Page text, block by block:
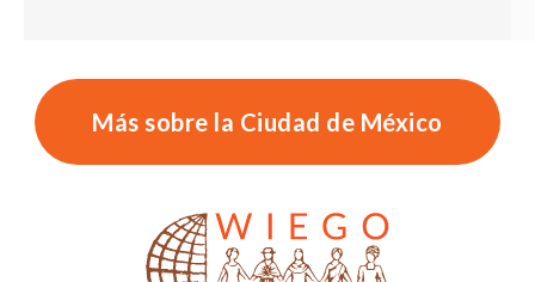
Más sobre la Ciudad de México